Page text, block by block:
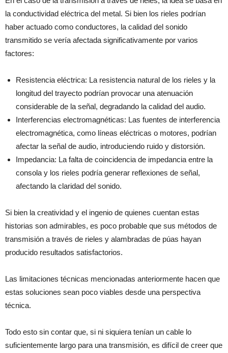
la conductividad eléctrica del metal. Si bien los rieles podrían
haber actuado como conductores, la calidad del sonido
transmitido se vería afectada significativamente por varios
factores:
Resistencia eléctrica: La resistencia natural de los rieles y la
longitud del trayecto podrían provocar una atenuación
considerable de la señal, degradando la calidad del audio.
Interferencias electromagnéticas: Las fuentes de interferencia
electromagnética, como líneas eléctricas o motores, podrían
afectar la señal de audio, introduciendo ruido y distorsión.
Impedancia: La falta de coincidencia de impedancia entre la
consola y los rieles podría generar reflexiones de señal,
afectando la claridad del sonido.
Si bien la creatividad y el ingenio de quienes cuentan estas
historias son admirables, es poco probable que sus métodos de
transmisión a través de rieles y alambradas de púas hayan
producido resultados satisfactorios.
Las limitaciones técnicas mencionadas anteriormente hacen que
estas soluciones sean poco viables desde una perspectiva
técnica.
Todo esto sin contar que, si ni siquiera tenían un cable lo
suficientemente largo para una transmisión, es difícil de creer que